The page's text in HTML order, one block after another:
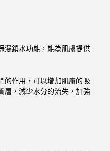
濕鎖水功能，能為肌膚提供
的作用，可以增加肌膚的吸
層，減少水分的流失，加強